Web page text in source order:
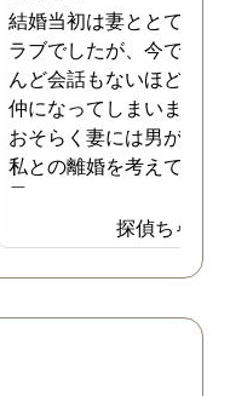
結婚当初は妻ととてもラ
ラブでしたが、今ではほ
んど会話もないほど険悪
仲になってしまいました
おそらく妻には男がおり
私との離婚を考えている
思います。そこでどうせ
婚をするのならと思い、
の不倫の証拠を押さえて
から離婚を提案すること
みの日に妻は外出するこ
探偵ちゃん